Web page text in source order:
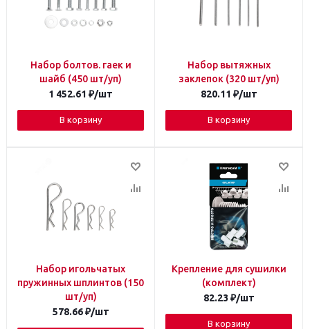
Набор болтов. гаек и
шайб (450 шт/уп)
1 452.61 ₽/шт
В корзину
Набор вытяжных
заклепок (320 шт/уп)
820.11 ₽/шт
В корзину
Набор игольчатых
пружинных шплинтов (150
шт/уп)
578.66₽/шт
Крепление для сушилки
(комплект)
82.23 ₽/шт
В корзину